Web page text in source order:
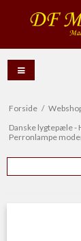
Forside /
Danske lygtepæle -
Perronlampe